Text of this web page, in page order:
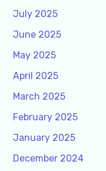
July 2025
June 2025
May 2025
April 2025
March 2025
February 2025
January 2025
December 2024